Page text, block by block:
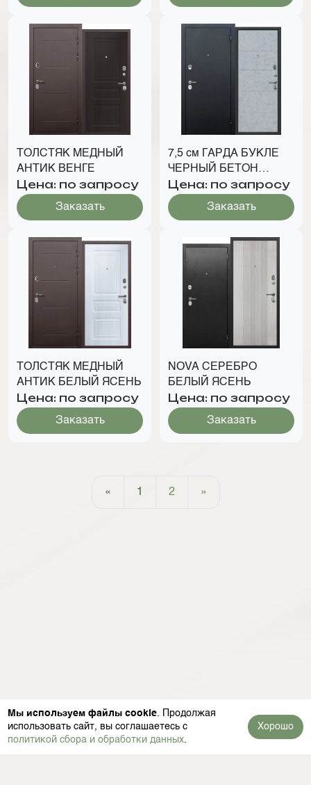
ТОЛСТЯК МЕДНЫЙ
АНТИК ВЕНГЕ
Цена: по запросу
Заказать
7,5 см ГАРДА БУКЛЕ
ЧЕРНЫЙ БЕТОН
СНЕЖНЫЙ
Цена: по запросу
Заказать
ТОЛСТЯК МЕДНЫЙ
АНТИК БЕЛЫЙ ЯСЕНЬ
Цена: по запросу
Заказать
NOVA СЕРЕБРО
БЕЛЫЙ ЯСЕНЬ
Цена: по запросу
Заказать
« 1 2 »
Мы используем файлы cookie. Продолжая
использовать сайт, вы соглашаетесь с
политикой сбора и обработки данных.
Хорошо